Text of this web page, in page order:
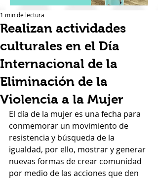
Realizan actividades
culturales en el Día
Internacional de la
Eliminación de la
Violencia a la Mujer
1 min de lectura
El día de la mujer es una fecha para
conmemorar un movimiento de
resistencia y búsqueda de la
igualdad, por ello, mostrar y generar
nuevas formas de crear comunidad
por medio de las acciones que den